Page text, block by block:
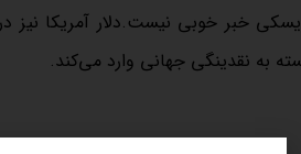
ریسکی خبر خوبی نیست.دلار آمریکا
به نقدینگی جهانی وارد می‌کند.